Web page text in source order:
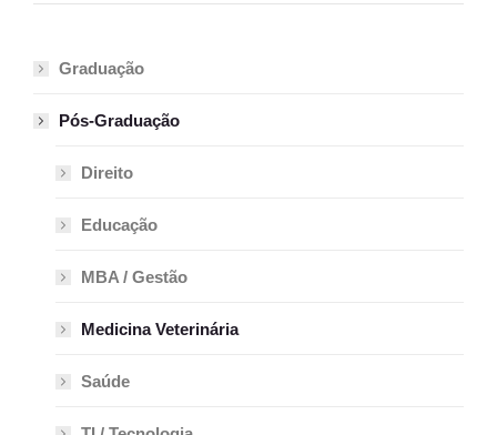
Graduação
Pós-Graduação
Direito
Educação
MBA / Gestão
Medicina Veterinária
Saúde